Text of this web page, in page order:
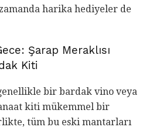
harika hediyeler de
Şarap Meraklısı
Kiti
bir bardak vino veya
kiti mükemmel bir
tüm bu eski mantarları